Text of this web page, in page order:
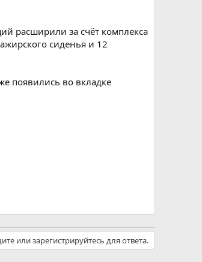
расширили за счёт комплекса
сиденья и 12
появились во вкладке
или зарегистрируйтесь для ответа.